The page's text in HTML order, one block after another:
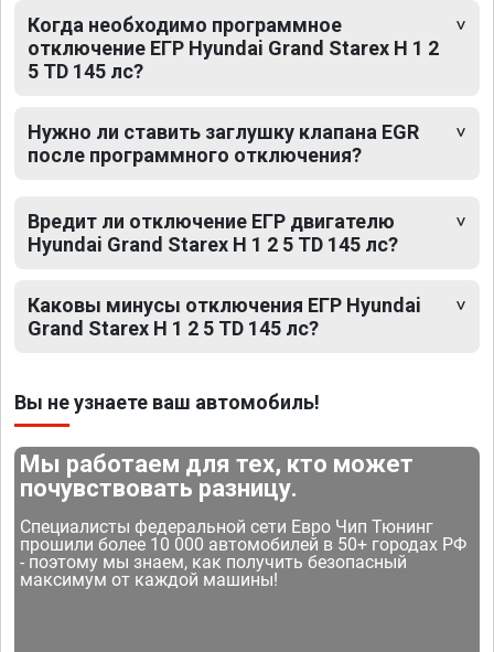
Когда необходимо программное
отключение ЕГР Hyundai Grand Starex H 1 2
5 TD 145 лс?
Нужно ли ставить заглушку клапана EGR
после программного отключения?
Вредит ли отключение ЕГР двигателю
Hyundai Grand Starex H 1 2 5 TD 145 лс?
Каковы минусы отключения ЕГР Hyundai
Grand Starex H 1 2 5 TD 145 лс?
Вы не узнаете ваш автомобиль!
Мы работаем для тех, кто может
почувствовать разницу.
Специалисты федеральной сети Евро Чип Тюнинг
прошили более 10 000 автомобилей в 50+ городах РФ
- поэтому мы знаем, как получить безопасный
максимум от каждой машины!